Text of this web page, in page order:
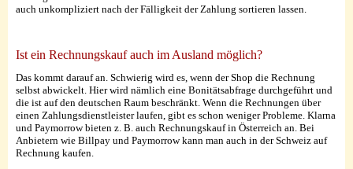
auch unkompliziert nach der Fälligkeit der Zahlung sortieren lassen.
Ist ein Rechnungskauf auch im Ausland möglich?
Das kommt darauf an. Schwierig wird es, wenn der Shop die Rechnung
selbst abwickelt. Hier wird nämlich eine Bonitätsabfrage durchgeführt und
die ist auf den deutschen Raum beschränkt. Wenn die Rechnungen über
einen Zahlungsdienstleister laufen, gibt es schon weniger Probleme. Klarna
und Paymorrow bieten z. B. auch Rechnungskauf in Österreich an. Bei
Anbietern wie Billpay und Paymorrow kann man auch in der Schweiz auf
Rechnung kaufen.